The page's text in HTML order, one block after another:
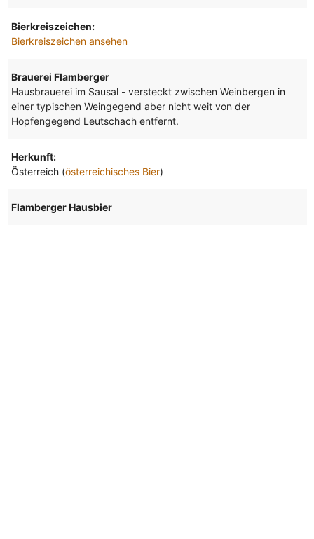
Bierkreiszeichen:
Bierkreiszeichen ansehen
Brauerei Flamberger
Hausbrauerei im Sausal - versteckt zwischen Weinbergen in
einer typischen Weingegend aber nicht weit von der
Hopfengegend Leutschach entfernt.
Herkunft:
Österreich (österreichisches Bier)
Flamberger Hausbier